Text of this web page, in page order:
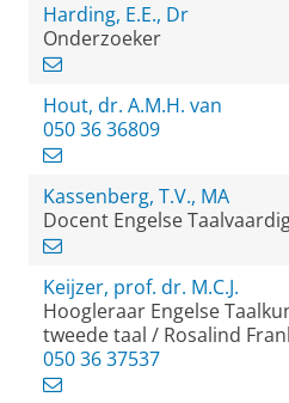
Harding, E.E., Dr
Onderzoeker
Hout, dr. A.M.H. van
050 36 36809
Kassenberg, T.V., MA
Docent Engelse
Keijzer, prof. dr. M.C.J.
Hoogleraar Engelse
tweede taal / Rosalind
050 36 37537